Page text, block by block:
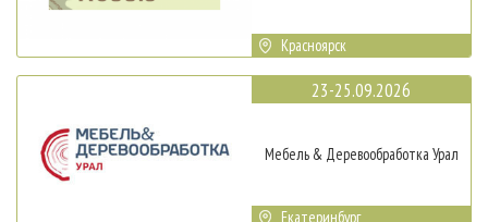
Красноярск
23-25.09.2026
Мебель & Деревообработка Урал
Екатеринбург